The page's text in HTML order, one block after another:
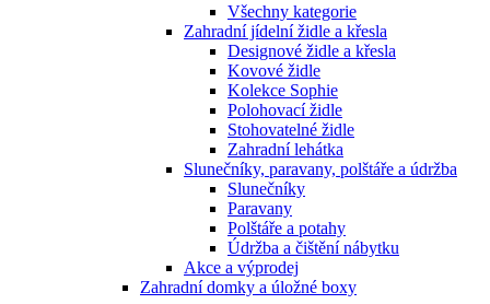
Všechny kategorie
Zahradní jídelní židle a křesla
Designové židle a křesla
Kovové židle
Kolekce Sophie
Polohovací židle
Stohovatelné židle
Zahradní lehátka
Slunečníky, paravany, polštáře a údržba
Slunečníky
Paravany
Polštáře a potahy
Údržba a čištění nábytku
Akce a výprodej
Zahradní domky a úložné boxy